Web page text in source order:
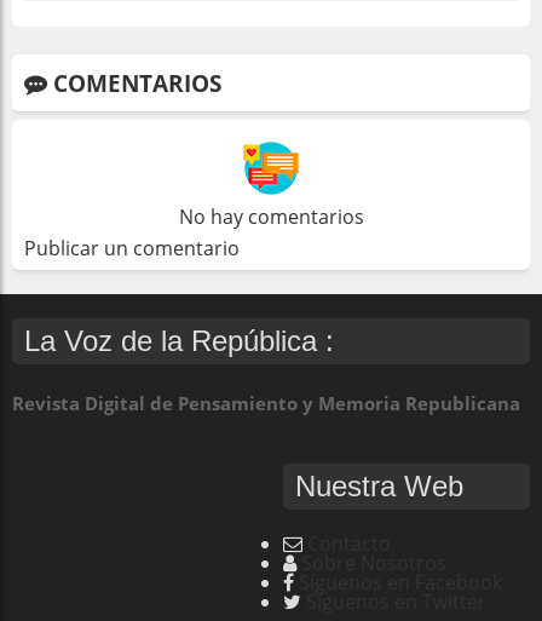
COMENTARIOS
No hay comentarios
Publicar un comentario
La Voz de la República :
Revista Digital de Pensamiento y Memoria Republicana
Nuestra Web